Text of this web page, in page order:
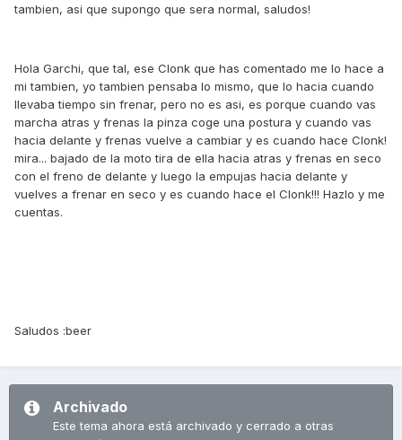
tambien, asi que supongo que sera normal, saludos!
Hola Garchi, que tal, ese Clonk que has comentado me lo hace a
mi tambien, yo tambien pensaba lo mismo, que lo hacia cuando
llevaba tiempo sin frenar, pero no es asi, es porque cuando vas
marcha atras y frenas la pinza coge una postura y cuando vas
hacia delante y frenas vuelve a cambiar y es cuando hace Clonk!
mira... bajado de la moto tira de ella hacia atras y frenas en seco
con el freno de delante y luego la empujas hacia delante y
vuelves a frenar en seco y es cuando hace el Clonk!!! Hazlo y me
cuentas.
Saludos :beer
Archivado
Este tema ahora está archivado y cerrado a otras